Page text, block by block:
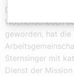
Durch
Wochenschauen
geworden, hat die
Sternsinger mit
Dienst der